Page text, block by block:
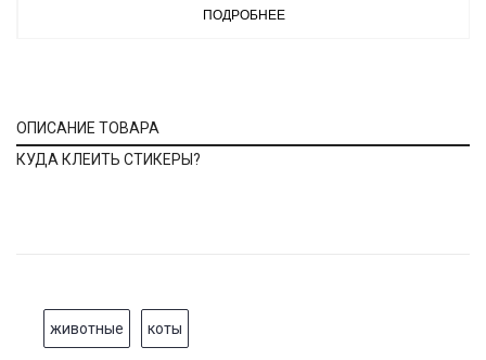
ПОДРОБНЕЕ
ОПИСАНИЕ ТОВАРА
КУДА КЛЕИТЬ СТИКЕРЫ?
животные коты